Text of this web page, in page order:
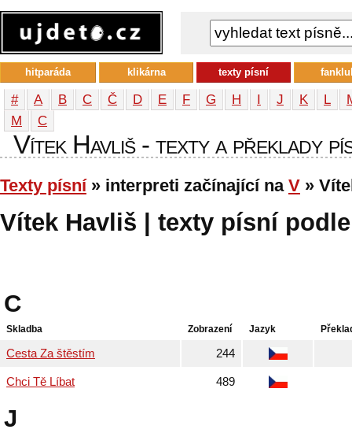
# A B C Č D E F G H I J K L
М
С
Vítek Havliš - texty a překlady
Texty písní» interpreti začínající na V »
Vítek Havliš | texty písní
C
Skladba Zobrazení Jazyk
Cesta Za štěstím 244
Chci Tě Líbat 489
J
hitparáda klikárna texty písní